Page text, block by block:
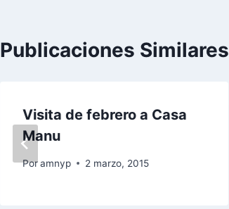
Publicaciones Similares
Visita de febrero a Casa
Manu
Poramnyp 2 marzo, 2015